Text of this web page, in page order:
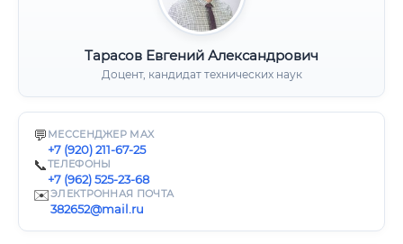
Тарасов Евгений Александрович
Доцент, кандидат технических наук
💬 МЕССЕНДЖЕР MAX
+7 (920) 211-67-25
📞ТЕЛЕФОНЫ
+7 (962) 525-23-68
✉️ЭЛЕКТРОННАЯ ПОЧТА
382652@mail.ru